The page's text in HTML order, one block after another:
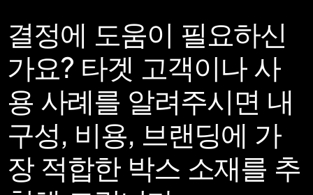
결정에 도움이 필요하신
가요? 타겟 고객이나 사
용 사례를 알려주시면 내
구성, 비용, 브랜딩에 가
장 적합한 박스 소재를 추